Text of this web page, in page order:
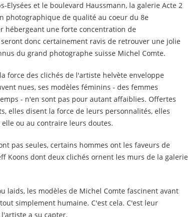
Elysées et le boulevard Haussmann, la galerie Acte 2
photographique de qualité au coeur du 8e
hébergeant une forte concentration de
donc certainement ravis de retrouver une jolie
du grand photographe suisse Michel Comte.
force des clichés de l'artiste helvète enveloppe
nues, ses modèles féminins - des femmes
- n'en sont pas pour autant affaiblies. Offertes
elles disent la force de leurs personnalités, elles
ou au contraire leurs doutes.
pas seules, certains hommes ont les faveurs de
Koons dont deux clichés ornent les murs de la galerie
laids, les modèles de Michel Comte fascinent avant
simplement humaine. C'est cela. C'est leur
a su capter.